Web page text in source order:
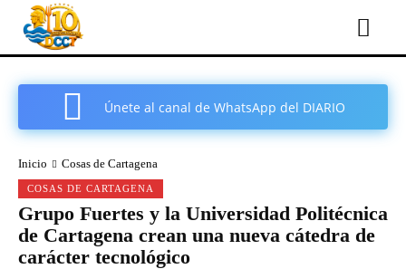
Únete al canal de WhatsApp del DIARIO
Inicio Cosas de Cartagena
COSAS DE CARTAGENA
Grupo Fuertes y la Universidad Politécnica
de Cartagena crean una nueva cátedra de
carácter tecnológico